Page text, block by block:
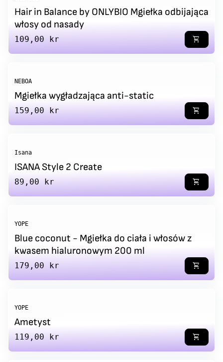
Hair in Balance by ONLYBIO Mgiełka odbijająca
włosy od nasady
Regular price
109,00 kr shopping_cart
NEBOA
Mgiełka wygładzająca anti-static
Regular price
159,00 kr shopping_cart
Isana
ISANA Style 2 Create
Regular price
89,00 kr shopping_cart
YOPE
Blue coconut - Mgiełka do ciała i włosów z
kwasem hialuronowym 200 ml
Regular price
179,00 kr shopping_cart
YOPE
Ametyst
Regular price
119,00 kr shopping_cart